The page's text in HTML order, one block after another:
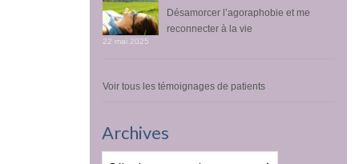
Désamorcer l’agoraphobie et me
reconnecter à la vie
22 mai 2025
Voir tous les témoignages de patients
Archives